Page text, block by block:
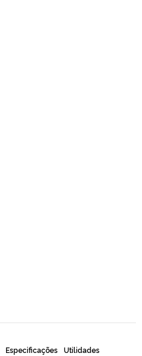
Especificações Utilidades